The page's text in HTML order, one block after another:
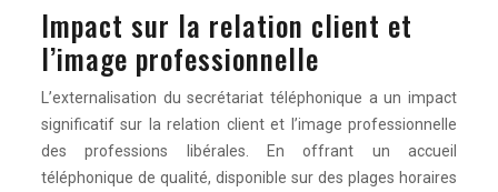
Impact sur la relation client et
l’image professionnelle
L’externalisation du secrétariat téléphonique a un impact
significatif sur la relation client et l’image professionnelle
des professions libérales. En offrant un accueil
téléphonique de qualité, disponible sur des plages horaires